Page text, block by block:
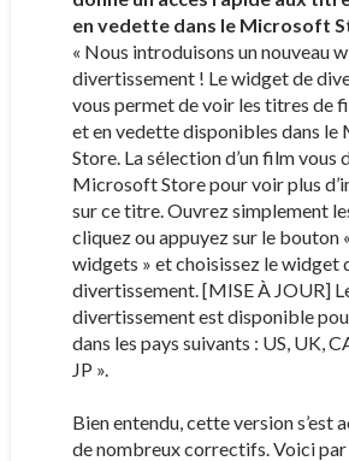
en vedette dans le Microsoft
« Nous introduisons un nouveau
divertissement ! Le widget de
vous permet de voir les titres de
et en vedette disponibles dans
Store. La sélection d’un film vous
Microsoft Store pour voir plus
sur ce titre. Ouvrez simplement
cliquez ou appuyez sur le bouton
widgets » et choisissez le widget
divertissement. [MISE À JOUR]
divertissement est disponible
dans les pays suivants : US, UK,
JP ».
Bien entendu, cette version s’est
de nombreux correctifs. Voici par